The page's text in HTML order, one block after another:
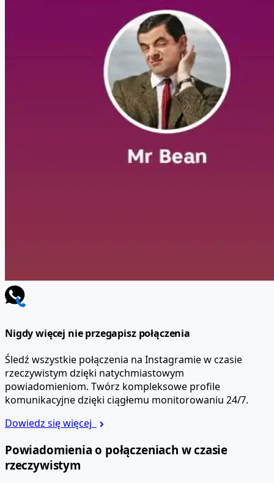
Nigdy więcej nie przegapisz połączenia
Śledź wszystkie połączenia na Instagramie w czasie
rzeczywistym dzięki natychmiastowym
powiadomieniom. Twórz kompleksowe profile
komunikacyjne dzięki ciągłemu monitorowaniu 24/7.
Dowiedz się więcej
Powiadomienia o połączeniach w czasie
rzeczywistym